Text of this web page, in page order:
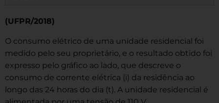
(UFPR/2018)
O consumo elétrico de uma unidade residencial foi
medido pelo seu proprietário, e o resultado obtido foi
expresso pelo gráfico ao lado, que descreve o
consumo de corrente elétrica (i) da residência ao
longo das 24 horas do dia (t). A unidade residencial é